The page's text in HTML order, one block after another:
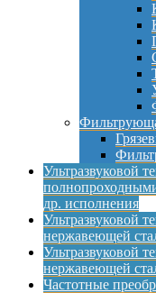
Ультразвуковой
др. исполнения
Ультразвуковой
нержавеющей
Ультразвуковой
нержавеющей
Частотные